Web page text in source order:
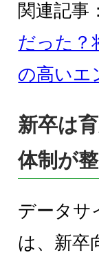
関連記事：
だった？
の高いエ
新卒は
体制が
データサ
は、新卒